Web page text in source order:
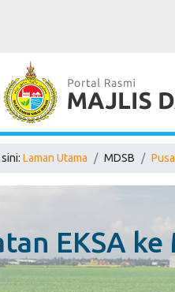
Laman Utama MDSB
EKSA